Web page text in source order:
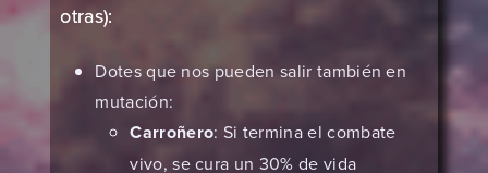
otras):
Dotes que nos pueden salir también en
mutación:
Carroñero: Si termina el combate
vivo, se cura un 30% de vida